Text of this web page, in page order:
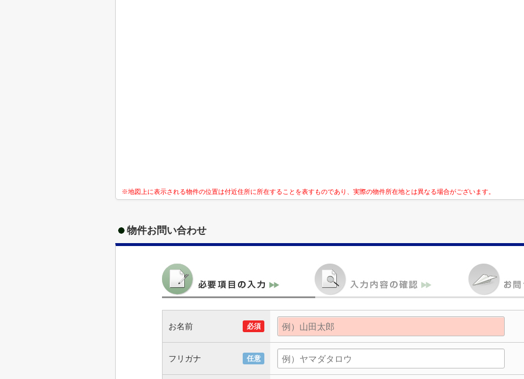
※地図上に表示される物件の位置は付近住所に所在することを表すものであり、実際の物件所在地とは異なる場合がございます。
物件お問い合わせ
お名前 必須
フリガナ 任意